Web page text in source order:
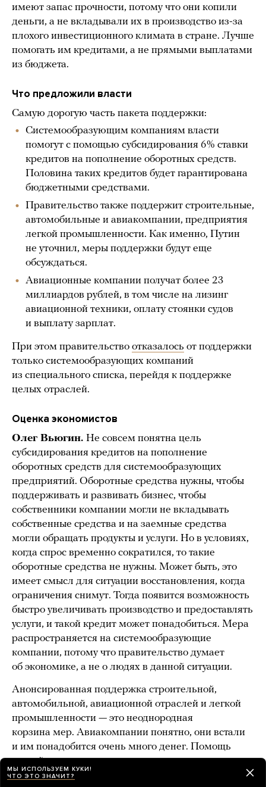
имеют запас прочности, потому что они копили
деньги, а не вкладывали их в производство из-за
плохого инвестиционного климата в стране. Лучше
помогать им кредитами, а не прямыми выплатами
из бюджета.
Что предложили власти
Самую дорогую часть пакета поддержки:
Системообразующим компаниям власти
помогут с помощью субсидирования 6% ставки
кредитов на пополнение оборотных средств.
Половина таких кредитов будет гарантирована
бюджетными средствами.
Правительство также поддержит строительные,
автомобильные и авиакомпании, предприятия
легкой промышленности. Как именно, Путин
не уточнил, меры поддержки будут еще
обсуждаться.
Авиационные компании получат более 23
миллиардов рублей, в том числе на лизинг
авиационной техники, оплату стоянки судов
и выплату зарплат.
При этом правительство отказалось от поддержки
только системообразующих компаний
из специального списка, перейдя к поддержке
целых отраслей.
Оценка экономистов
Олег Вьюгин. Не совсем понятна цель
субсидирования кредитов на пополнение
оборотных средств для системообразующих
предприятий. Оборотные средства нужны, чтобы
поддерживать и развивать бизнес, чтобы
собственники компании могли не вкладывать
собственные средства и на заемные средства
могли обращать продукты и услуги. Но в условиях,
когда спрос временно сократился, то такие
оборотные средства не нужны. Может быть, это
имеет смысл для ситуации восстановления, когда
ограничения снимут. Тогда появится возможность
быстро увеличивать производство и предоставлять
услуги, и такой кредит может понадобиться. Мера
распространяется на системообразующие
компании, потому что правительство думает
об экономике, а не о людях в данной ситуации.
Анонсированная поддержка строительной,
автомобильной, авиационной отраслей и легкой
промышленности — это неоднородная
корзина мер. Авиакомпании понятно, они встали
и им понадобится очень много денег. Помощь
легкой промышленности, судя по всему,
объясняется тем, что непродовольственные
МЫ ИСПОЛЬЗУЕМ КУКИ!
ЧТО ЭТО ЗНАЧИТ?